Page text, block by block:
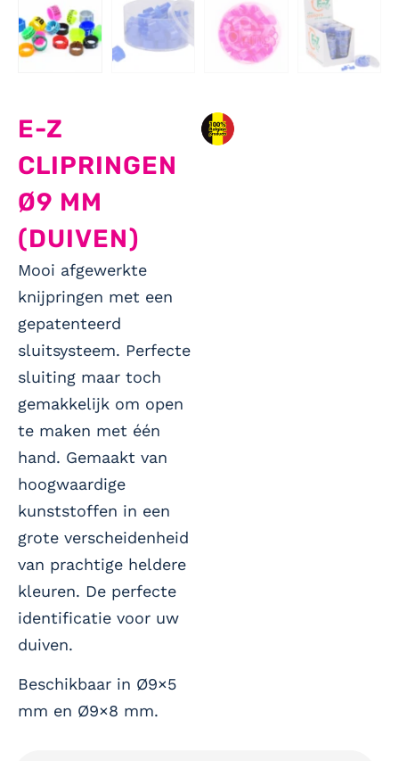
E-Z
CLIPRINGEN
Ø9 MM
(DUIVEN)
Mooi afgewerkte
knijpringen met een
gepatenteerd
sluitsysteem. Perfecte
sluiting maar toch
gemakkelijk om open
te maken met één
hand. Gemaakt van
hoogwaardige
kunststoffen in een
grote verscheidenheid
van prachtige heldere
kleuren. De perfecte
identificatie voor uw
duiven.
Beschikbaar in Ø9×5
mm en Ø9×8 mm.